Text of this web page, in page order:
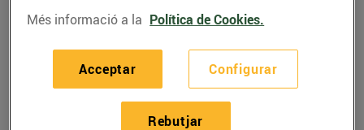
Bunyols de Pernil Ibèric
i Formatge de Cabra
Per a 4 persones
Més informació a la Política de Cookies.
Configurar
Rebutjar
Acceptar